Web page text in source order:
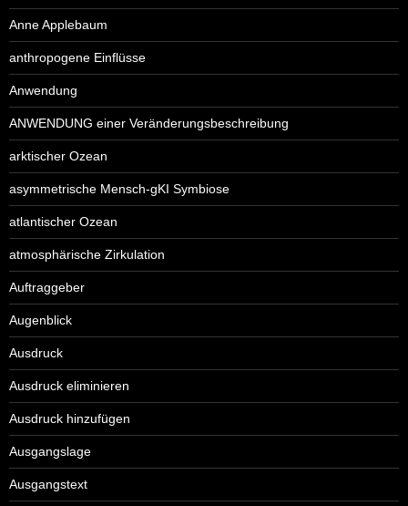
Anne Applebaum
anthropogene Einflüsse
Anwendung
ANWENDUNG einer Veränderungsbeschreibung
arktischer Ozean
asymmetrische Mensch-gKI Symbiose
atlantischer Ozean
atmosphärische Zirkulation
Auftraggeber
Augenblick
Ausdruck
Ausdruck eliminieren
Ausdruck hinzufügen
Ausgangslage
Ausgangstext